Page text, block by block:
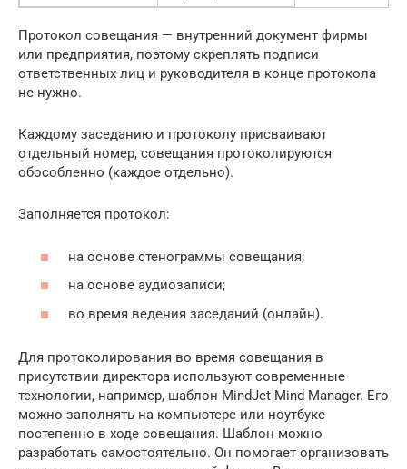
Протокол совещания — внутренний документ фирмы
или предприятия, поэтому скреплять подписи
ответственных лиц и руководителя в конце протокола
не нужно.
Каждому заседанию и протоколу присваивают
отдельный номер, совещания протоколируются
обособленно (каждое отдельно).
Заполняется протокол:
на основе стенограммы совещания;
на основе аудиозаписи;
во время ведения заседаний (онлайн).
Для протоколирования во время совещания в
присутствии директора используют современные
технологии, например, шаблон MindJet Mind Manager. Его
можно заполнять на компьютере или ноутбуке
постепенно в ходе совещания. Шаблон можно
разработать самостоятельно. Он помогает организовать